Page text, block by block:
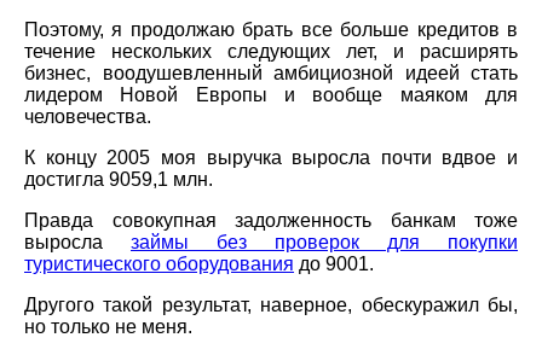
Поэтому, я продолжаю брать все больше кредитов в
течение нескольких следующих лет, и расширять
бизнес, воодушевленный амбициозной идеей стать
лидером Новой Европы и вообще маяком для
человечества.
К концу 2005 моя выручка выросла почти вдвое и
достигла 9059,1 млн.
Правда совокупная задолженность банкам тоже
выросла займы без проверок для покупки
туристического оборудования до 9001.
Другого такой результат, наверное, обескуражил бы,
но только не меня.